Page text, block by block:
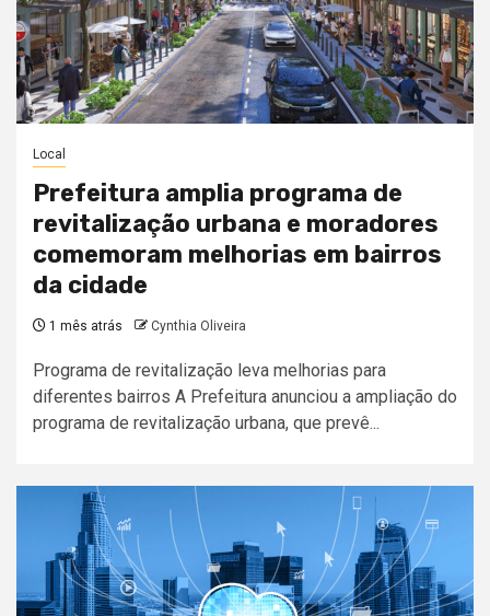
Local
Prefeitura amplia programa de
revitalização urbana e moradores
comemoram melhorias em bairros
da cidade
1 mês atrás Cynthia Oliveira
Programa de revitalização leva melhorias para
diferentes bairros A Prefeitura anunciou a ampliação do
programa de revitalização urbana, que prevê...